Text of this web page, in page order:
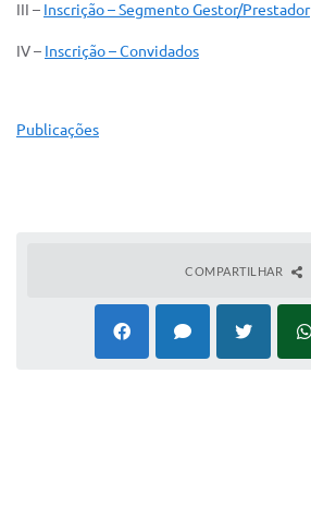
III – Inscrição – Segmento Gestor/Prestador
IV – Inscrição – Convidados
Publicações
COMPARTILHAR